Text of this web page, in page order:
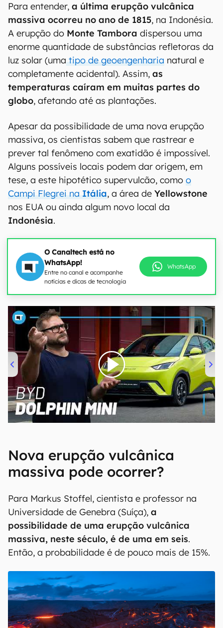
Para entender, a última erupção vulcânica
massiva ocorreu no ano de 1815, na Indonésia.
A erupção do Monte Tambora dispersou uma
enorme quantidade de substâncias refletoras da
luz solar (uma tipo de geoengenharia natural e
completamente acidental). Assim, as
temperaturas caíram em muitas partes do
globo, afetando até as plantações.
Apesar da possibilidade de uma nova erupção
massiva, os cientistas sabem que rastrear e
prever tal fenômeno com exatidão é impossível.
Alguns possíveis locais podem dar origem, em
tese, a este hipotético supervulcão, como o
Campi Flegrei na Itália, a área de Yellowstone
nos EUA ou ainda algum novo local da
Indonésia.
O Canaltech está no
WhatsApp!
Entre no canal e acompanhe
notícias e dicas de tecnologia
WhatsApp
00:00/04:07
Nova erupção vulcânica
massiva pode ocorrer?
Para Markus Stoffel, cientista e professor na
Universidade de Genebra (Suíça), a
possibilidade de uma erupção vulcânica
massiva, neste século, é de uma em seis.
Então, a probabilidade é de pouco mais de 15%.